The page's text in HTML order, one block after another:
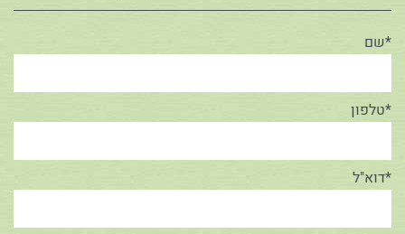
*שם
*טלפון
*דוא"ל